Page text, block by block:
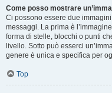
Come posso mostrare
Ci possono essere due
messaggi. La prima è
forma di stelle, blocchi o punti
livello. Sotto può esserci
genere è unica e specifica per
Top